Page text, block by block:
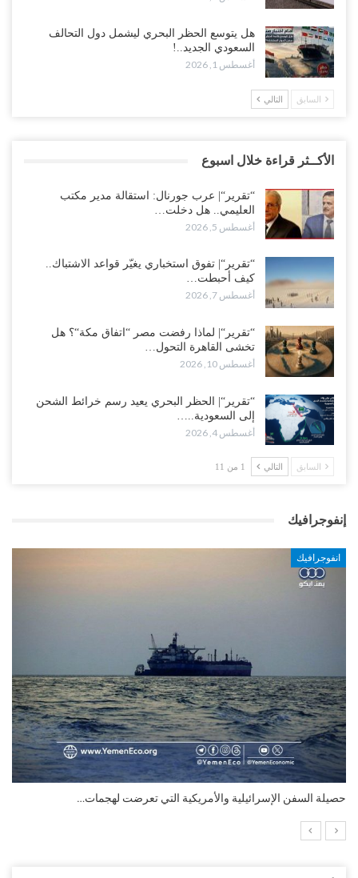
هل يتوسع الحظر البحري ليشمل دول التحالف
السعودي الجديد..!
أغسطس 1, 2026
السابق التالي
الأكــثر قراءة خلال اسبوع
“تقرير“| عرب جورنال: استقالة مدير مكتب
العليمي.. هل دخلت…
أغسطس 5, 2026
“تقرير“| تفوق استخباري يغيّر قواعد الاشتباك..
كيف أحبطت…
أغسطس 7, 2026
“تقرير“| لماذا رفضت مصر “اتفاق مكة“؟ هل
تخشى القاهرة التحول…
أغسطس 10, 2026
“تقرير“| الحظر البحري يعيد رسم خرائط الشحن
إلى السعودية..…
أغسطس 4, 2026
السابق التالي 1 من 11
إنفوجرافيك
التضخم السنوي لمنطقة اليورو.. “إنفوجرافيك“..!